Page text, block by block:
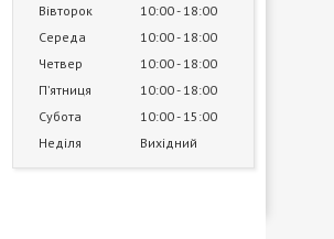
Вівторок
10:00 18:00
Середа
10:00 18:00
Четвер
10:00 18:00
Пʼятниця
10:00 18:00
Субота
10:00 15:00
Неділя
Вихідний